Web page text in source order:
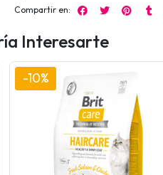
Compartir en:
Interesarte
-10%